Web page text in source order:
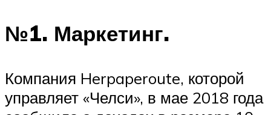
№1. Маркетинг.
Компания Herpaperoute, которой
управляет «Челси», в мае 2018 года